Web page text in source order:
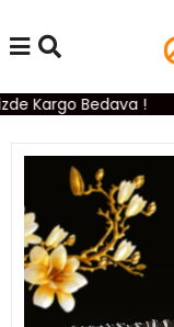
Kargo Bedava !